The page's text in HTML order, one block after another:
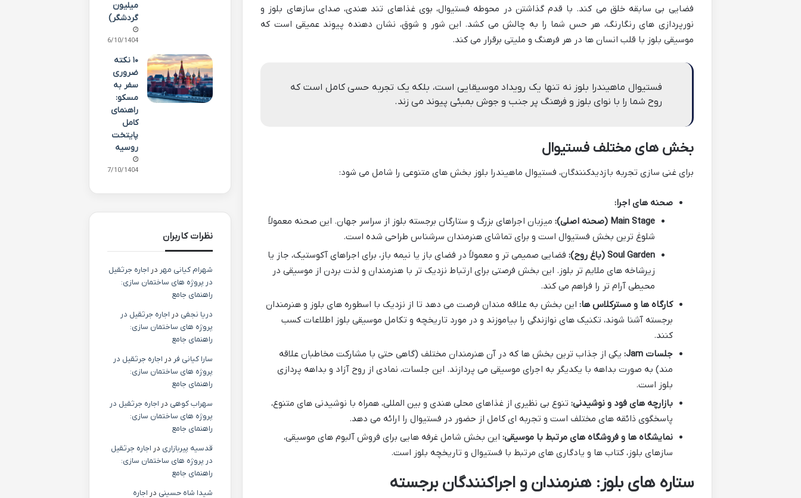
فضایی بی سابقه خلق می کند. با قدم گذاشتن در محوطه فستیوال، بوی غذاهای تند هندی، صدای سازهای بلوز و
نورپردازی های رنگارنگ، هر حس شما را به چالش می کشد. این شور و شوق، نشان دهنده پیوند عمیقی است که
موسیقی بلوز با قلب انسان ها در هر فرهنگ و ملیتی برقرار می کند.
فستیوال ماهیندرا بلوز نه تنها یک رویداد موسیقایی است، بلکه یک تجربه حسی کامل است که
روح شما را با نوای بلوز و فرهنگ پر جنب و جوش بمبئی پیوند می زند.
بخش های مختلف فستیوال
برای غنی سازی تجربه بازدیدکنندگان، فستیوال ماهیندرا بلوز بخش های متنوعی را شامل می شود:
صحنه های اجرا:
Main Stage (صحنه اصلی):
میزبان اجراهای بزرگ و ستارگان برجسته بلوز از سراسر جهان. این صحنه معمولاً
شلوغ ترین بخش فستیوال است و برای تماشای هنرمندان سرشناس طراحی شده است.
Soul Garden (باغ روح):
فضایی صمیمی تر و معمولاً در فضای باز یا نیمه باز، برای اجراهای آکوستیک، جاز یا
زیرشاخه های ملایم تر بلوز. این بخش فرصتی برای ارتباط نزدیک تر با هنرمندان و لذت بردن از موسیقی در
محیطی آرام تر را فراهم می کند.
کارگاه ها و مسترکلاس ها: این بخش به علاقه مندان فرصت می دهد تا از نزدیک با اسطوره های بلوز و هنرمندان
برجسته آشنا شوند، تکنیک های نوازندگی را بیاموزند و در مورد تاریخچه و تکامل موسیقی بلوز اطلاعات کسب
کنند.
جلسات Jam:
یکی از جذاب ترین بخش ها که در آن هنرمندان مختلف (گاهی حتی با مشارکت مخاطبان علاقه
مند) به صورت بداهه با یکدیگر به اجرای موسیقی می پردازند. این جلسات، نمادی از روح آزاد و بداهه پردازی
بلوز است.
بازارچه های فود و نوشیدنی: تنوع بی نظیری از غذاهای محلی هندی و بین المللی، همراه با نوشیدنی های متنوع،
پاسخگوی ذائقه های مختلف است و تجربه ای کامل از حضور در فستیوال را ارائه می دهد.
نمایشگاه ها و فروشگاه های مرتبط با موسیقی: این بخش شامل غرفه هایی برای فروش آلبوم های موسیقی،
سازهای بلوز، کتاب ها و یادگاری های مرتبط با فستیوال و تاریخچه بلوز است.
ستاره های بلوز: هنرمندان و اجراکنندگان برجسته
میلیون
گردشگر)
06/10/1404
۱۰ نکته
ضروری
سفر به
مسکو:
راهنمای
کامل
پایتخت
روسیه
07/10/1404
نظرات کاربران
شهرام کیانی مهر در اجاره جرثقیل
در پروژه های ساختمان سازی:
راهنمای جامع
دریا نجفی در اجاره جرثقیل در
پروژه های ساختمان سازی:
راهنمای جامع
سارا کیانی فر در اجاره جرثقیل در
پروژه های ساختمان سازی:
راهنمای جامع
سهراب کوهی در اجاره جرثقیل در
پروژه های ساختمان سازی:
راهنمای جامع
قدسیه پیربازاری در اجاره جرثقیل
در پروژه های ساختمان سازی:
راهنمای جامع
شیدا شاه حسینی در اجاره